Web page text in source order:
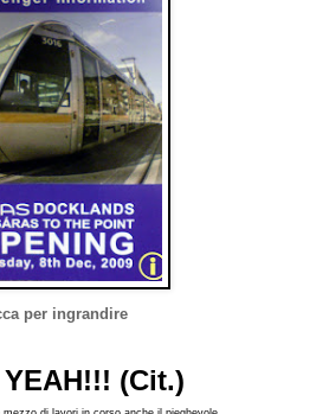
per ingrandire
YEAH!!! (Cit.)